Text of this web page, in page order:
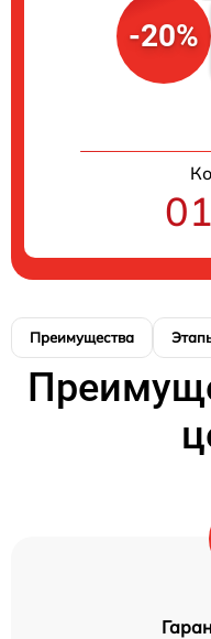
-20%
Преимущества